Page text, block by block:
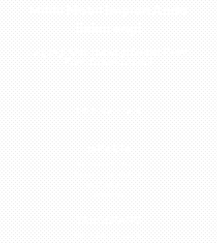
Miliki Mobil Impian Anda
Sekarang!
Kunjungi Atau Hubungi Dealer Resmi
Kami Di Kota Anda!
0813-1054-7548
JAKARTA
Perumahan Boulevard
Taman Surya 3 Blok h2,
No.27, Jakarta –
Indonesia
TANGERANG
Husein Sastra Negara,